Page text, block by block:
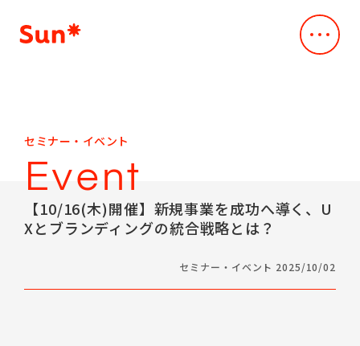
会社概要
Mission
Business
Company Profile
Service
デジタル・クリエイティブスタジオ
Creative & Engineering
デザインxスペック主導のAI駆動開発
Our Works
News
持続可能性
セミナー・イベント
Event
【10/16(木)開催】新規事業を成功へ導く、U
Xとブランディングの統合戦略とは？
セミナー・イベント 2025/10/02